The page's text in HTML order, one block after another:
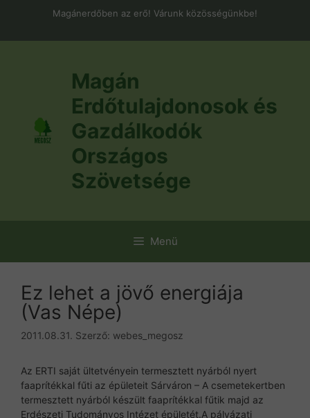
Magánerdőben az erő! Várunk közösségünkbe!
Magán
Erdőtulajdonosok és
Gazdálkodók
Országos
Szövetsége
Menü
Ez lehet a jövő energiája
(Vas Népe)
2011.08.31. Szerző: webes_megosz
Az ERTI saját ültetvényein termesztett nyárból nyert
faaprítékkal fűti az épületeit Sárváron – A csemetekertben
termesztett nyárból készült faaprítékkal fűtik majd az
Erdészeti Tudományos Intézet épületét.A pályázati